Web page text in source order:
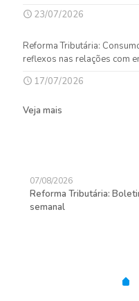
23/07/2026
Reforma Tributária:
reflexos nas relações com
17/07/2026
Veja mais
07/08/2026
Reforma Tributária:
semanal